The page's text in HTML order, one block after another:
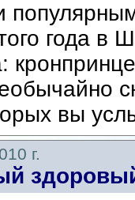
года в
вы
г.